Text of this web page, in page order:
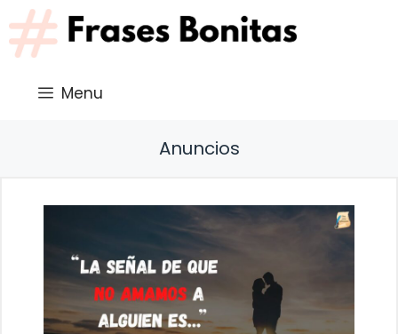
Saltar
al
contenido
Menu
Anuncios